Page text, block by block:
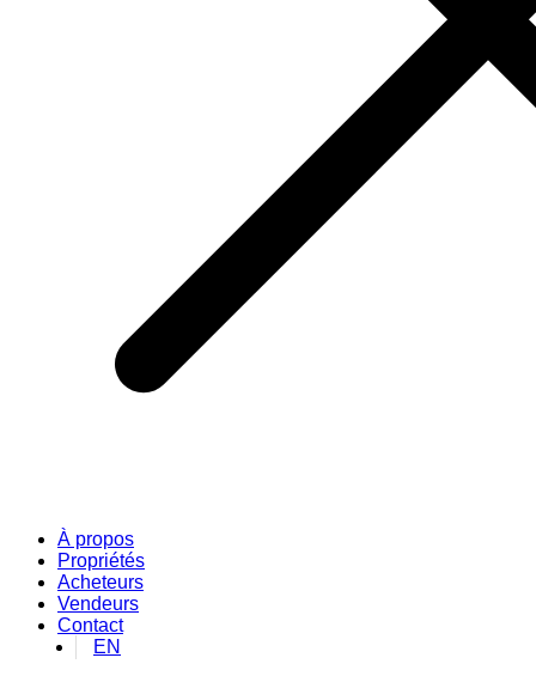
À propos
Propriétés
Acheteurs
Vendeurs
Contact
EN